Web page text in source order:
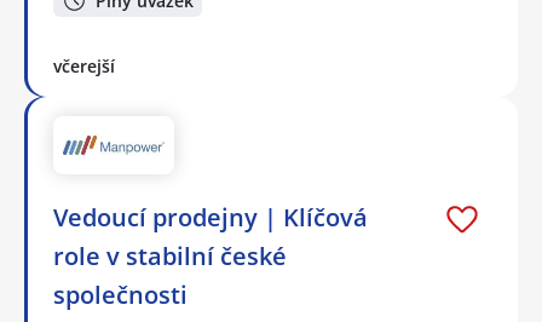
včerejší
Vedoucí prodejny | Klíčová
role v stabilní české
společnosti